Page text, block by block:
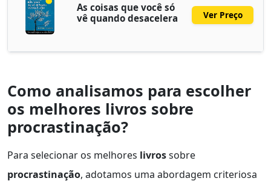
As coisas que você só
vê quando desacelera
Ver Preço
Como analisamos para escolher
os melhores livros sobre
procrastinação?
Para selecionar os melhores livrossobre
procrastinação, adotamos uma abordagem criteriosa